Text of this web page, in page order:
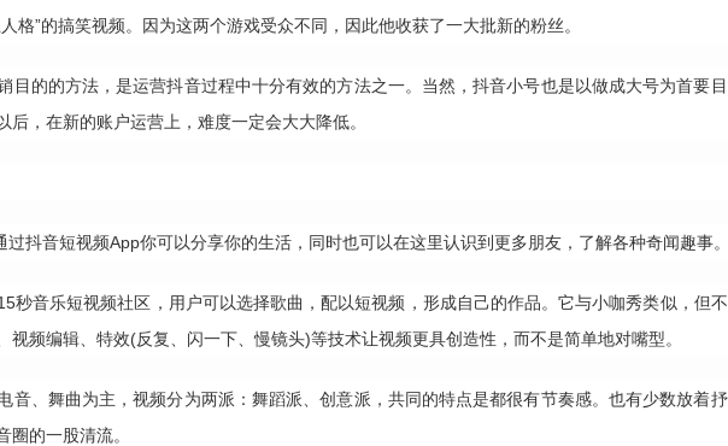
格”的搞笑视频。因为这两个游戏受众不同，因此他收获了一大批新的粉丝。
目的的方法，是运营抖音过程中十分有效的方法之一。当然，抖音小号也是以做成大号为首要
，在新的账户运营上，难度一定会大大降低。
抖音短视频App你可以分享你的生活，同时也可以在这里认识到更多朋友，了解各种奇闻趣事
秒音乐短视频社区，用户可以选择歌曲，配以短视频，形成自己的作品。它与小咖秀类似，但
视频编辑、特效(反复、闪一下、慢镜头)等技术让视频更具创造性，而不是简单地对嘴型。
音、舞曲为主，视频分为两派：舞蹈派、创意派，共同的特点是都很有节奏感。也有少数放着
的一股清流。